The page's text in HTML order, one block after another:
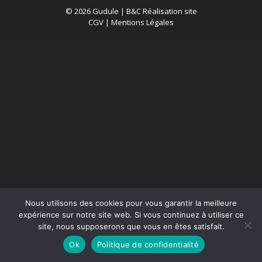
© 2026 Gudule | B&C Réalisation site
CGV | Mentions Légales
Nous utilisons des cookies pour vous garantir la meilleure
expérience sur notre site web. Si vous continuez à utiliser ce
site, nous supposerons que vous en êtes satisfait.
Ok
Politique de confidentialité